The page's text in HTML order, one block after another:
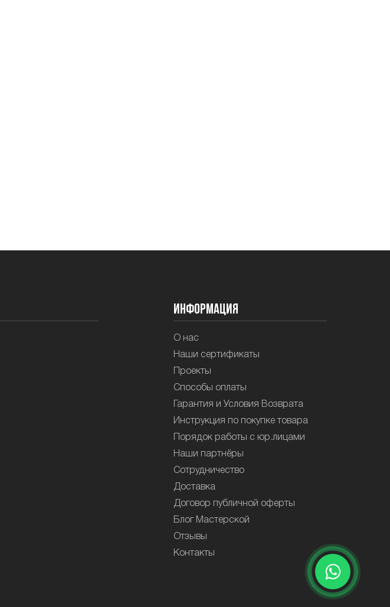
Информация
О нас
Наши сертификаты
Проекты
Способы оплаты
Гарантия и Условия Возврата
Инструкция по покупке товара
Порядок работы с юр.лицами
Наши партнёры
Сотрудничество
Доставка
Договор публичной оферты
Блог Мастерской
Отзывы
Контакты